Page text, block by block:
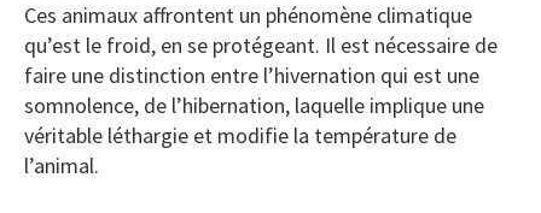
Ces animaux affrontent un phénomène climatique
qu’est le froid, en se protégeant. Il est nécessaire de
faire une distinction entre l’hivernation qui est une
somnolence, de l’hibernation, laquelle implique une
véritable léthargie et modifie la température de
l’animal.